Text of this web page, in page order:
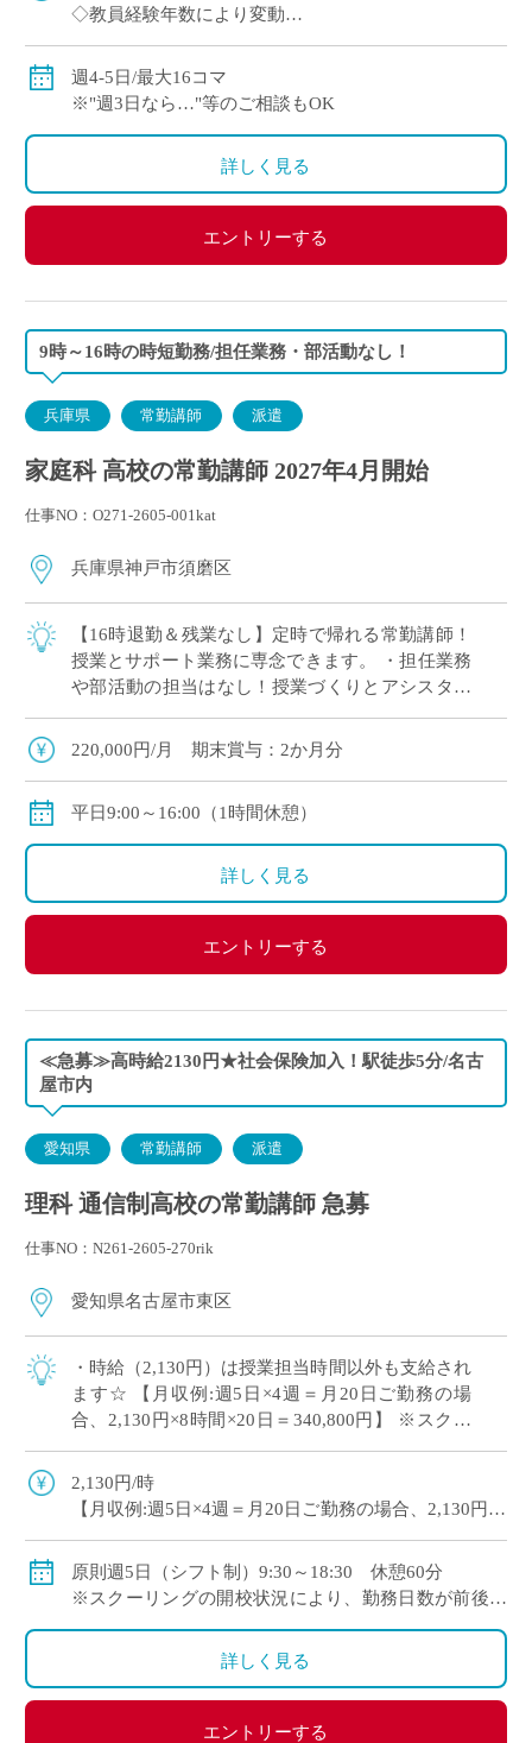
◇教員経験年数により変動
◇交通費別途全額支給
週4-5日/最大16コマ
※"週3日なら…"等のご相談もOK
詳しく見る
エントリーする
9時～16時の時短勤務/担任業務・部活動なし！
兵庫県 常勤講師 派遣
家庭科 高校の常勤講師 2027年4月開始
仕事NO：O271-2605-001kat
兵庫県神戸市須磨区
【16時退勤＆残業なし】定時で帰れる常勤講師！
授業とサポート業務に専念できます。 ・担任業務
や部活動の担当はなし！授業づくりとアシスタン
ト業務に集中できる安心の環境です。 ・1日6時間
勤務（9:00〜16:00）で夕方の […]
220,000円/月 期末賞与：2か月分
平日9:00～16:00（1時間休憩）
詳しく見る
エントリーする
≪急募≫高時給2130円★社会保険加入！駅徒歩5分/名古
屋市内
愛知県 常勤講師 派遣
理科 通信制高校の常勤講師 急募
仕事NO：N261-2605-270rik
愛知県名古屋市東区
・時給（2,130円）は授業担当時間以外も支給され
ます☆ 【月収例:週5日×4週＝月20日ご勤務の場
合、2,130円×8時間×20日＝340,800円】 ※スクー
リングの開校状況により、勤務日数が前後する場
2,130円/時
【月収例:週5日×4週＝月20日ご勤務の場合、2,130円×8
時間×20日＝340,800円】
◆保険：社会保険加入
◆交通費：別途全額支給
原則週5日（シフト制）9:30～18:30 休憩60分
※スクーリングの開校状況により、勤務日数が前後す
る場合があります
詳しく見る
エントリーする